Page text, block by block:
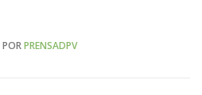
PORPRENSADPV